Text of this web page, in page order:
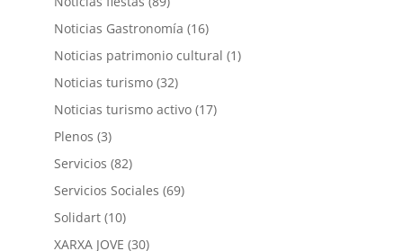
Noticias Gastronomía (16)
Noticias patrimonio cultural (1)
Noticias turismo(32)
Noticias turismo activo(17)
Plenos (3)
Servicios (82)
Servicios Sociales (69)
Solidart(10)
XARXA JOVE (30)